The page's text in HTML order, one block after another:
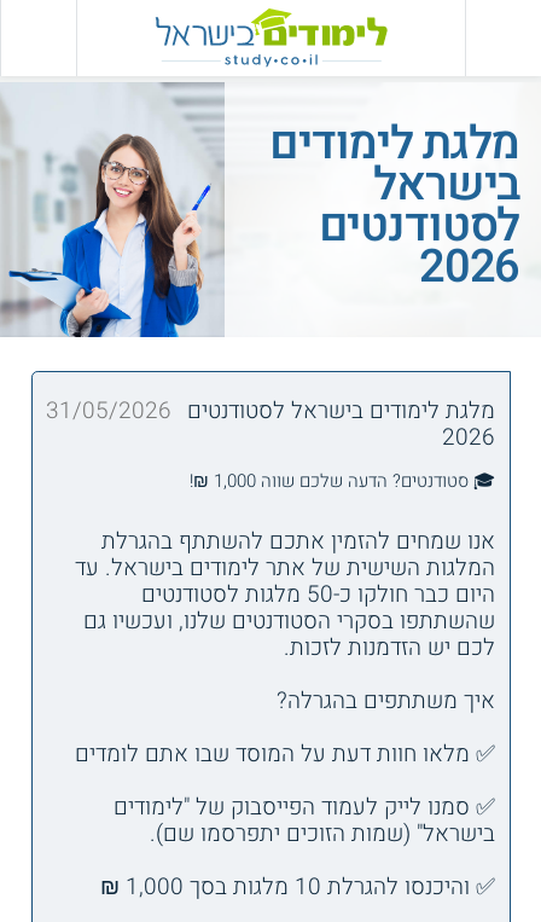
מלגת לימודים
בישראל
לסטודנטים
2026
מלגת לימודים בישראל לסטודנטים
2026
31/05/2026
🎓 סטודנטים? הדעה שלכם שווה 1,000 ₪!
אנו שמחים להזמין אתכם להשתתף בהגרלת
המלגות השישית של אתר לימודים בישראל. עד
היום כבר חולקו כ-50 מלגות לסטודנטים
שהשתתפו בסקרי הסטודנטים שלנו, ועכשיו גם
לכם יש הזדמנות לזכות.
איך משתתפים בהגרלה?
✅ מלאו חוות דעת על המוסד שבו אתם לומדים
✅ סמנו לייק לעמוד הפייסבוק של "לימודים
בישראל" (שמות הזוכים יתפרסמו שם).
✅ והיכנסו להגרלת 10 מלגות בסך 1,000 ₪